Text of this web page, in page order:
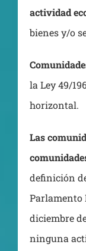
actividad
bienes y/o
la Ley 49/
horizontal.
Las
definición
Parlamento
diciembre
ninguna